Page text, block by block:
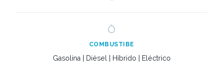
COMBUSTIBE
Gasolina | Diésel | Híbrido | Eléctrico